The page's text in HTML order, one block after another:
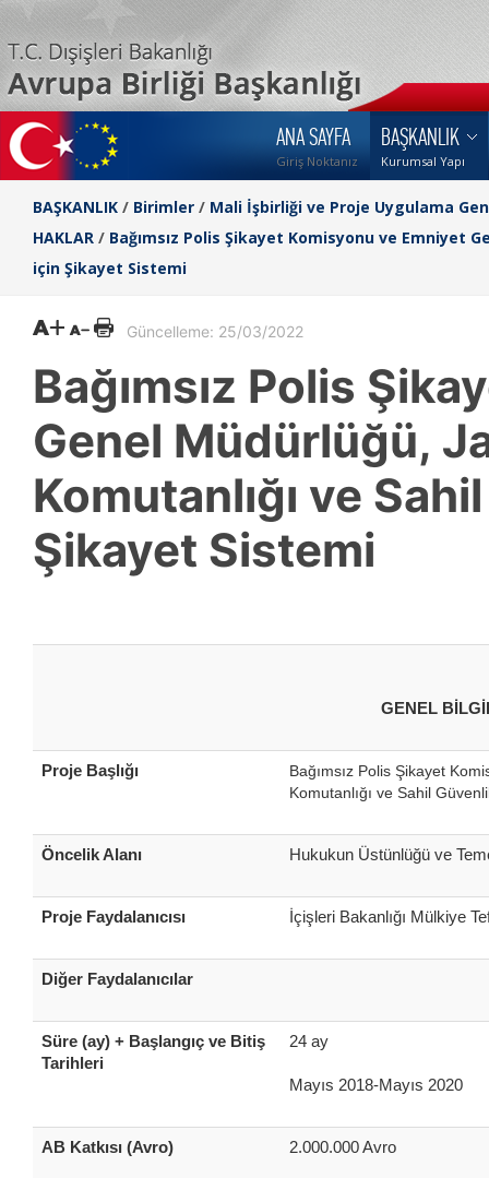
ANA SAYFA
Giriş Noktanız
BAŞKANLIK
Kurumsal Yapı
BAŞKANLIK / Birimler / Mali İşbirliği ve Proje Uygulama
HAKLAR / Bağımsız Polis Şikayet Komisyonu ve Emniyet
için Şikayet Sistemi
Güncelleme: 25/03/2022
Bağımsız Polis
Genel Müdürlüğü,
Komutanlığı ve
Şikayet Sistemi
GENEL
Proje Başlığı
Bağımsız Polis Şikayet
Komutanlığı ve Sahil
Öncelik Alanı Hukukun Üstünlüğü ve
Proje Faydalanıcısı İçişleri Bakanlığı Mülkiye
Diğer Faydalanıcılar
Süre (ay) + Başlangıç ve Bitiş
Tarihleri
24 ay
Mayıs 2018-Mayıs 2020
AB Katkısı (Avro) 2.000.000 Avro